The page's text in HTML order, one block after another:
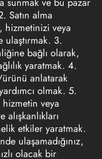
Satın alma
hizmetinizi veya
3.
bağlı olarak,
yaratmak. 4.
anlatarak
olmak. 5.
veya
etkiler yaratmak.
ulaşamadığınız,
olacak bir